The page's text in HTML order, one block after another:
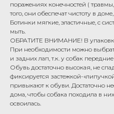
поражениях конечностей (
того, они обеспечат чистоту в
Ботинки мягкие, эластичные, с
мыть.
ОБРАТИТЕ ВНИМАНИЕ! В
При необходимости можно
и задних лап, т.к. у собак
Обувь достаточно высокая, не
фиксируется застежкой-
привыкают к обуви. Достаточно
дома, чтобы собака походила в
освоилась.